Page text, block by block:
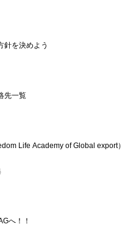
針を決めよう
先一覧
Life Academy of Global export
へ！！